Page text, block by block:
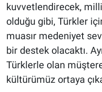
kuvvetlendirecek,
olduğu gibi, Türkler
muasır medeniyet
bir destek olacaktı.
Türklerle olan
kültürümüz ortaya